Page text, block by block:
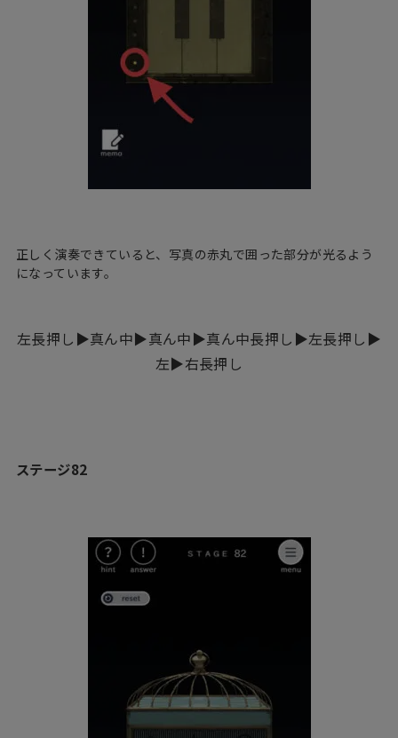
正しく演奏できていると、写真の赤丸で囲った部分が光るよう
になっています。
左長押し▶︎真ん中▶︎真ん中▶︎真ん中長押し▶︎左長押し▶︎
左▶︎右長押し
ステージ82